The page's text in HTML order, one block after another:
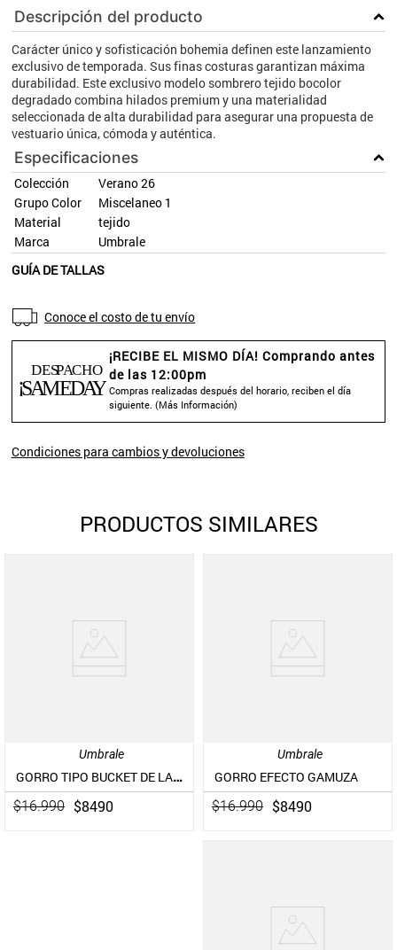
Descripción del producto
Carácter único y sofisticación bohemia definen este lanzamiento
exclusivo de temporada. Sus finas costuras garantizan máxima
durabilidad. Este exclusivo modelo sombrero tejido bocolor
degradado combina hilados premium y una materialidad
seleccionada de alta durabilidad para asegurar una propuesta de
vestuario única, cómoda y auténtica.
Especificaciones
Colección
Verano 26
Grupo Color
Miscelaneo 1
Material
tejido
Marca
Umbrale
GUÍA DE TALLAS
Conoce el costo de tu envío
¡RECIBE EL MISMO DÍA! Comprando antes
de las 12:00pm
Compras realizadas después del horario, reciben el día
siguiente. (Más Información)
Condiciones para cambios y devoluciones
PRODUCTOS SIMILARES
Umbrale
GORRO TIPO BUCKET DE LANA
$16.990 $8490
Umbrale
GORRO EFECTO GAMUZA
$16.990 $8490